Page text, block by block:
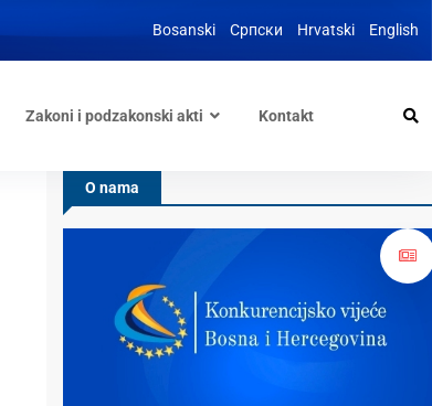
Bosanski Српски Hrvatski English
Zakoni i podzakonski akti Kontakt
O nama